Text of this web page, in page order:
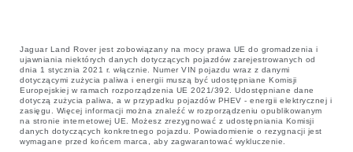
Jaguar Land Rover jest zobowiązany na mocy prawa UE do gromadzenia i
ujawniania niektórych danych dotyczących pojazdów zarejestrowanych od
dnia 1 stycznia 2021 r. włącznie. Numer VIN pojazdu wraz z danymi
dotyczącymi zużycia paliwa i energii muszą być udostępniane Komisji
Europejskiej w ramach rozporządzenia UE 2021/392. Udostępniane dane
dotyczą zużycia paliwa, a w przypadku pojazdów PHEV - energii elektrycznej i
zasięgu. Więcej informacji można znaleźć w rozporządzeniu opublikowanym
na stronie internetowej UE. Możesz zrezygnować z udostępniania Komisji
danych dotyczących konkretnego pojazdu. Powiadomienie o rezygnacji jest
wymagane przed końcem marca, aby zagwarantować wykluczenie.